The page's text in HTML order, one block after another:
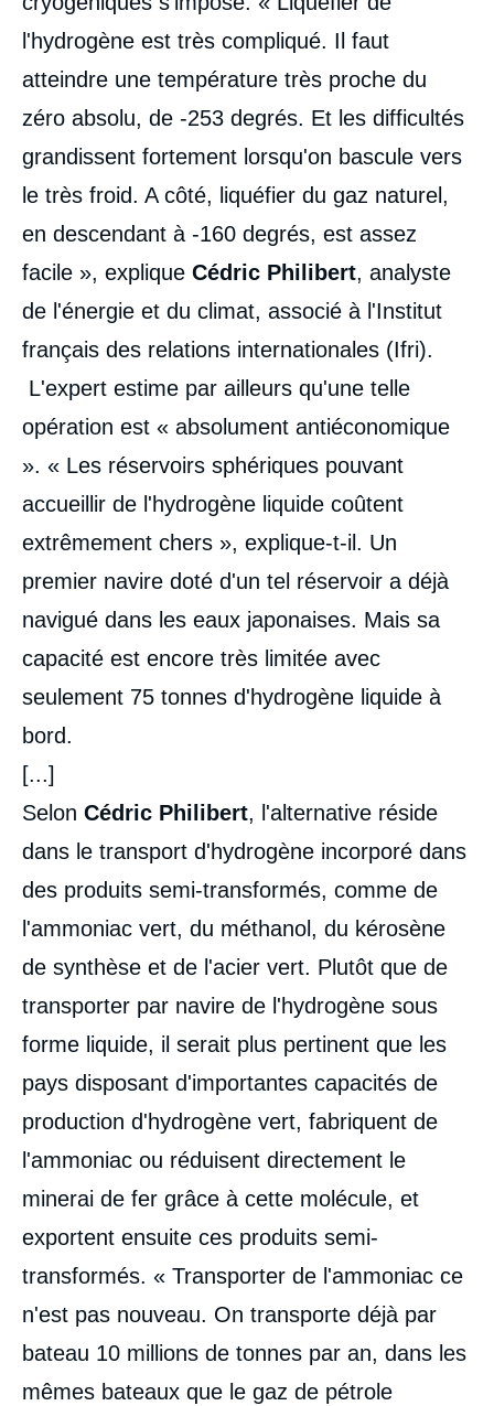
l'hydrogène est très compliqué. Il faut
atteindre une température très proche du
zéro absolu, de -253 degrés. Et les difficultés
grandissent fortement lorsqu'on bascule vers
le très froid. A côté, liquéfier du gaz naturel,
en descendant à -160 degrés, est assez
facile », explique Cédric Philibert, analyste
de l'énergie et du climat, associé à l'Institut
français des relations internationales (Ifri).
L'expert estime par ailleurs qu'une telle
opération est « absolument antiéconomique
». « Les réservoirs sphériques pouvant
accueillir de l'hydrogène liquide coûtent
extrêmement chers », explique-t-il. Un
premier navire doté d'un tel réservoir a déjà
navigué dans les eaux japonaises. Mais sa
capacité est encore très limitée avec
seulement 75 tonnes d'hydrogène liquide à
bord.
[...]
Selon Cédric Philibert, l'alternative réside
dans le transport d'hydrogène incorporé dans
des produits semi-transformés, comme de
l'ammoniac vert, du méthanol, du kérosène
de synthèse et de l'acier vert. Plutôt que de
transporter par navire de l'hydrogène sous
forme liquide, il serait plus pertinent que les
pays disposant d'importantes capacités de
production d'hydrogène vert, fabriquent de
l'ammoniac ou réduisent directement le
minerai de fer grâce à cette molécule, et
exportent ensuite ces produits semi-
transformés. « Transporter de l'ammoniac ce
n'est pas nouveau. On transporte déjà par
bateau 10 millions de tonnes par an, dans les
mêmes bateaux que le gaz de pétrole